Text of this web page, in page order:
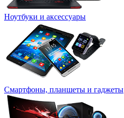
Ноутбуки и аксессуары
Смартфоны, планшеты и гаджеты